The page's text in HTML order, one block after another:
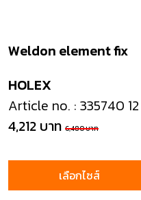
HOLEX
Weldon element fix
Article no. : 335740 12
4,212 บาท 6,480 บาท
เลือกไซส์